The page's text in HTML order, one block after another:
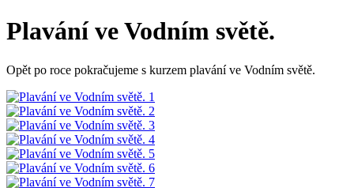
Plavání ve Vodním světě.
Opět po roce pokračujeme s kurzem plavání ve Vodním světě.